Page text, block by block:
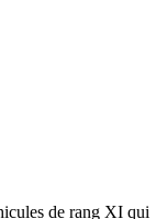
de rang XI qui